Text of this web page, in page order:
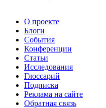
О проекте
Блоги
События
Конференции
Статьи
Исследования
Глоссарий
Подписка
Реклама на сайте
Обратная связь